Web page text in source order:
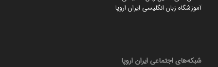
آموزشگاه زبان انگلیسی ایران اروپا
شبکه‌های اجتماعی ایران‌ اروپا